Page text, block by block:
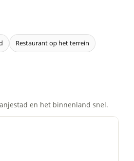
Restaurant op het terrein
en het binnenland snel.